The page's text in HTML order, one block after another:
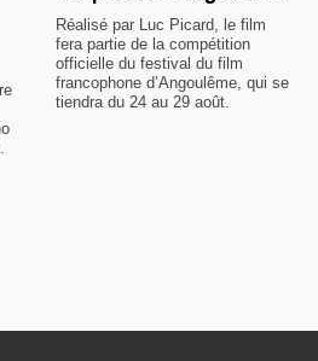
Réalisé par Luc Picard, le film
fera partie de la compétition
officielle du festival du film
francophone d’Angoulême, qui se
tiendra du 24 au 29 août.